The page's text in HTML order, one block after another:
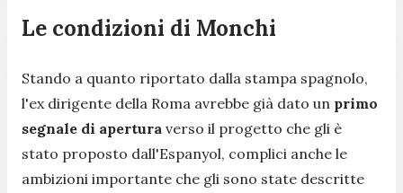
Le condizioni di Monchi
Stando a quanto riportato dalla stampa spagnolo,
l'ex dirigente della Roma avrebbe già dato un primo
segnale di apertura verso il progetto che gli è
stato proposto dall'Espanyol, complici anche le
ambizioni importante che gli sono state descritte